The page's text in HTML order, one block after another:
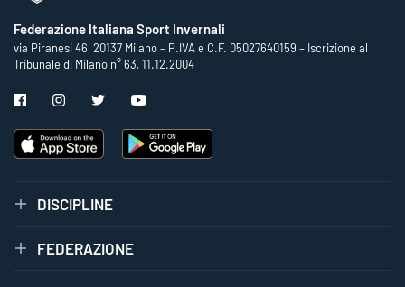
Federazione Italiana Sport Invernali
via Piranesi 46, 20137 Milano – P.IVA e C.F. 05027640159 – Iscrizione al
Tribunale di Milano n° 63, 11.12.2004
DISCIPLINE
FEDERAZIONE